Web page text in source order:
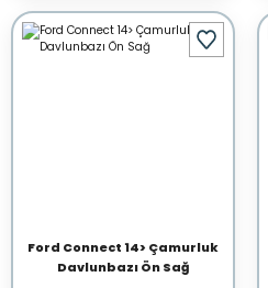
Ford Connect 14> Çamurluk
Davlunbazı Ön Sağ